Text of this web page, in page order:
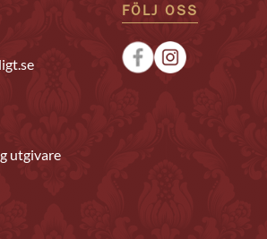
utgivare
FÖLJ OSS